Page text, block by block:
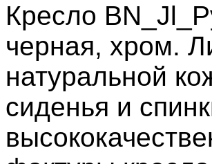
Кресло
черная, хром.
натуральной
сиденья и